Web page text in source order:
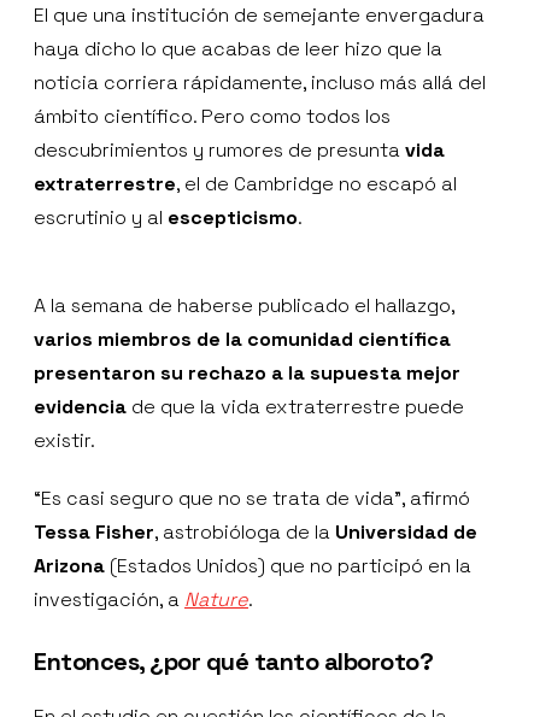
El que una institución de semejante envergadura
haya dicho lo que acabas de leer hizo que la
noticia corriera rápidamente, incluso más allá del
ámbito científico. Pero como todos los
descubrimientos y rumores de presuntavida
extraterrestre, el de Cambridge no escapó al
escrutinio y al escepticismo.
A la semana de haberse publicado el hallazgo,
varios miembros de la comunidad científica
presentaron su rechazo a la supuesta mejor
evidencia de que la vida extraterrestre puede
existir.
“Es casi seguro que no se trata de vida”, afirmó
Tessa Fisher, astrobióloga de la Universidad de
Arizona (Estados Unidos) que no participó en la
investigación, a Nature.
Entonces, ¿por qué tanto alboroto?